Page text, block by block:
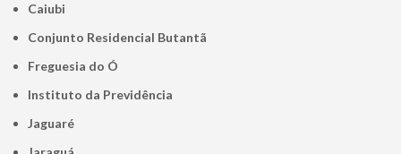
Caiubi
Conjunto Residencial Butantã
Freguesia do Ó
Instituto da Previdência
Jaguaré